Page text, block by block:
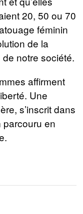
20, 50 ou 70
féminin
de la
notre société.
affirment
Une
s’inscrit dans
parcouru en